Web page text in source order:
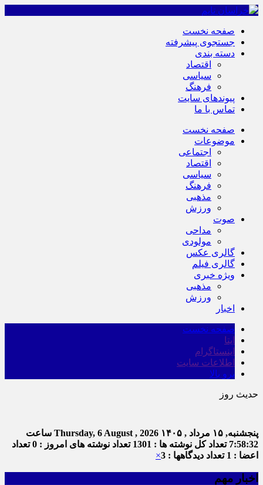
صفحه نخست
جستجوی پیشرفته
دسته بندی
اقتصاد
سیاسی
فرهنگ
پیوندهای سایت
تماس با ما
صفحه نخست
موضوعات
اجتماعی
اقتصاد
سیاسی
فرهنگ
مذهبی
ورزش
صوت
مداحی
مولودی
گالری عکس
گالری فیلم
ویژه خبری
مذهبی
ورزش
اخبار
صفحه نخست
ایتا
اینستاگرام
اطلاعات سایت
برو بالا
حدیث روز
پنجشنبه, ۱۵ مرداد , ۱۴۰۵ Thursday, 6 August , 2026 ساعت
7:58:33 تعداد کل نوشته ها : 1301 تعداد نوشته های امروز : 0
تعداد
اعضا : 1
تعداد دیدگاهها : 3 ×
اخبار مهم